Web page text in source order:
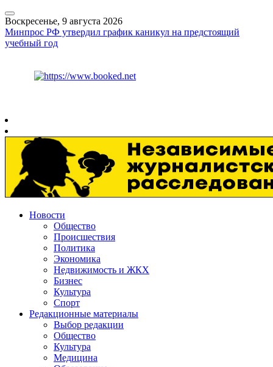
Воскресенье, 9 августа 2026
Минпрос РФ утвердил график каникул на предстоящий
учебный год
Новости
Общество
Происшествия
Политика
Экономика
Недвижимость и ЖКХ
Бизнес
Культура
Спорт
Редакционные материалы
Выбор редакции
Общество
Культура
Медицина